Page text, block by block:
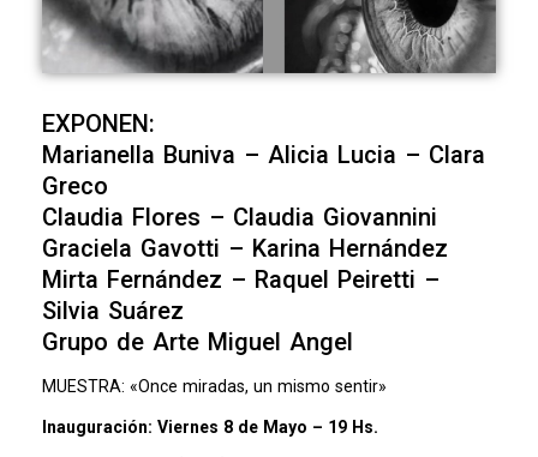
EXPONEN:
Marianella Buniva – Alicia Lucia – Clara
Greco
Claudia Flores – Claudia Giovannini
Graciela Gavotti – Karina Hernández
Mirta Fernández – Raquel Peiretti –
Silvia Suárez
Grupo de Arte Miguel Angel
MUESTRA: «Once miradas, un mismo sentir»
Inauguración: Viernes 8 de Mayo – 19 Hs.